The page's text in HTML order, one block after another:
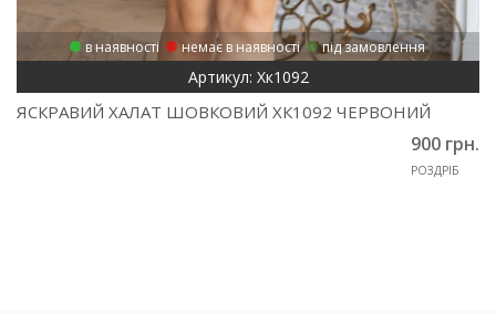
в наявності немає в наявності під замовлення
Артикул: Хк1092
ЯСКРАВИЙ ХАЛАТ ШОВКОВИЙ ХК1092 ЧЕРВОНИЙ
900 грн.
РОЗДРІБ